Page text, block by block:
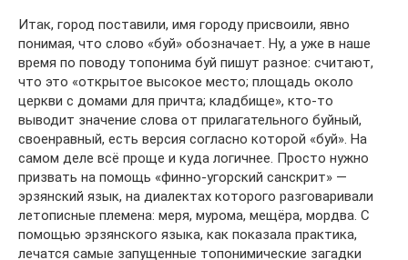
Итак, город поставили, имя городу присвоили, явно
понимая, что слово «буй» обозначает. Ну, а уже в наше
время по поводу топонима буй пишут разное: считают,
что это «открытое высокое место; площадь около
церкви с домами для причта; кладбище», кто-то
выводит значение слова от прилагательного буйный,
своенравный, есть версия согласно которой «буй». На
самом деле всё проще и куда логичнее. Просто нужно
призвать на помощь «финно-угорский санскрит» —
эрзянский язык, на диалектах которого разговаривали
летописные племена: меря, мурома, мещёра, мордва. С
помощью эрзянского языка, как показала практика,
лечатся самые запущенные топонимические загадки